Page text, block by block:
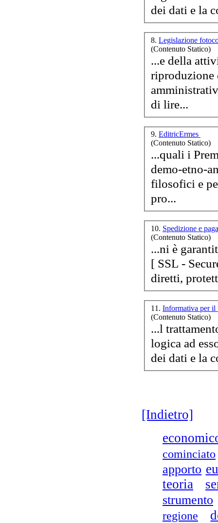
dei dati e la
8. Legislazione
(Contenuto Statico)
...e della
riproduzione
di lire...
9. EditricErmes
(Contenuto Statico)
...quali i
demo-etno-
filosofici e pedagogici. Così
pro...
10. Spedizione e
(Contenuto Statico)
...ni è
[ SSL -
diretti,
11. Informativa per il
(Contenuto Statico)
...l
logica ad
dei dati e la
[Indietro]
cominciato
apporto
teoria
strumento
regione